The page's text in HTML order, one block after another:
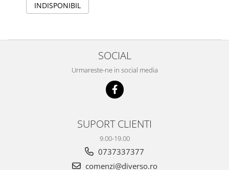
INDISPONIBIL
SOCIAL
Urmareste-ne in social media
SUPORT CLIENTI
9.00-19.00
0737337377
comenzi@diverso.ro